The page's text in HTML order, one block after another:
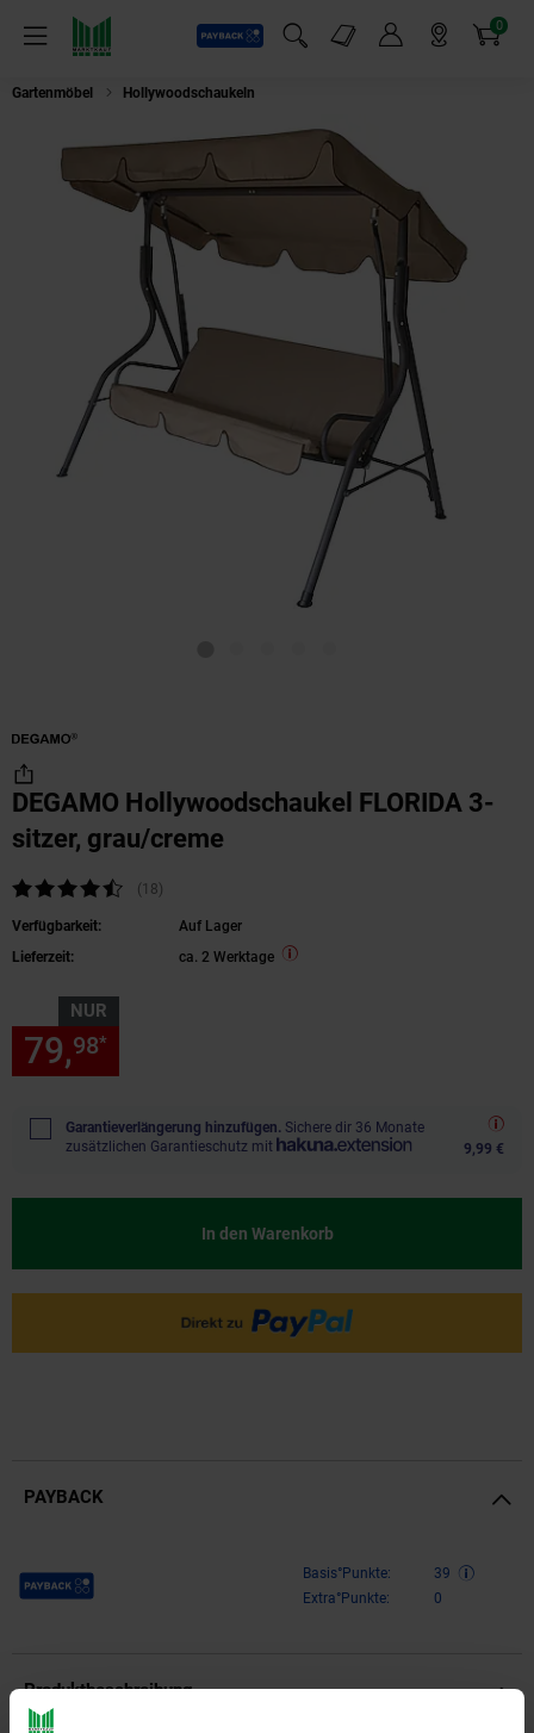
Menü
Payback
Suchfeld einblenden
Markt-Angebote 0
Artikel
Gartenmöbel Hollywoodschaukeln
DEGAMO Hollywoodschaukel FLORIDA 3-
sitzer, grau/creme
Kundenbewertung: 4,44 von 5 Sternen
(18Kundenbewertungen
)
Verfügbarkeit:
Auf Lager
Lieferzeit:
ca. 2 Werktage
NUR
79,98*
Garantieverlängerung hinzufügen. Sichere dir 36 Monate
zusätzlichen Garantieschutz mit
9,99 €
In den Warenkorb
PAYBACK
Payback Punkte Basis°Punkte:
39
Extra°Punkte:
0
Produktbeschreibung